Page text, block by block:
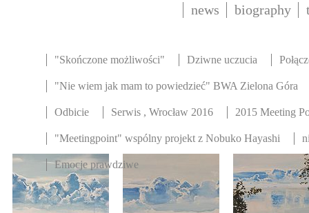
news biography
"Skończone możliwości" Dziwne uczucia
"Nie wiem jak mam to powiedzieć" BWA Zielona Góra
Odbicie Serwis , Wrocław 2016 2015 Meeting
"Meetingpoint" wspólny projekt z Nobuko Hayashi
Emocje prawdziwe